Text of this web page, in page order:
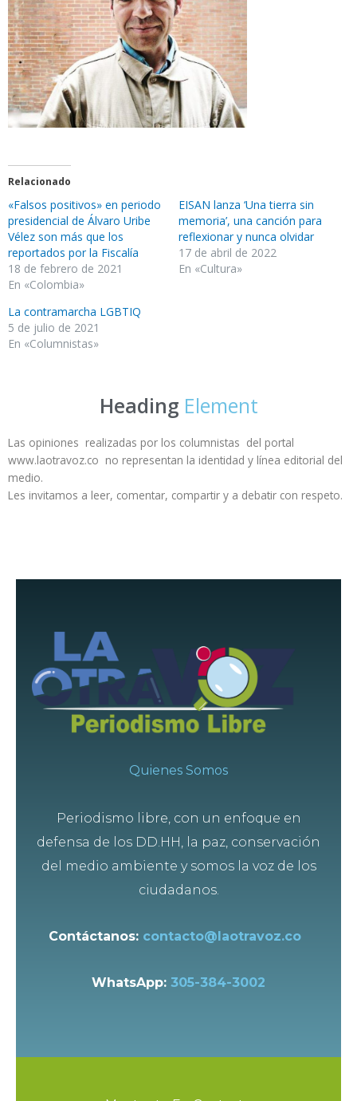
Relacionado
«Falsos positivos» en periodo
presidencial de Álvaro Uribe
Vélez son más que los
reportados por la Fiscalía
18 de febrero de 2021
En «Colombia»
EISAN lanza ‘Una tierra sin
memoria’, una canción para
reflexionar y nunca olvidar
17 de abril de 2022
En «Cultura»
La contramarcha LGBTIQ
5 de julio de 2021
En «Columnistas»
Heading Element
Las opiniones realizadas por los columnistas del portal
www.laotravoz.co no representan la identidad y línea editorial del
medio.
Les invitamos a leer, comentar, compartir y a debatir con respeto.
Quienes Somos
Periodismo libre, con un enfoque en
defensa de los DD.HH, la paz, conservación
del medio ambiente y somos la voz de los
ciudadanos.
Contáctanos: contacto@laotravoz.co
WhatsApp: 305-384-3002